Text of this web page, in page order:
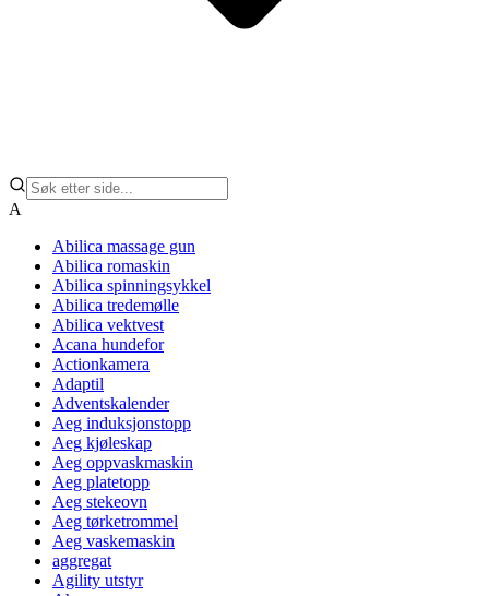
A
Abilica massage gun
Abilica romaskin
Abilica spinningsykkel
Abilica tredemølle
Abilica vektvest
Acana hundefor
Actionkamera
Adaptil
Adventskalender
Aeg induksjonstopp
Aeg kjøleskap
Aeg oppvaskmaskin
Aeg platetopp
Aeg stekeovn
Aeg tørketrommel
Aeg vaskemaskin
aggregat
Agility utstyr